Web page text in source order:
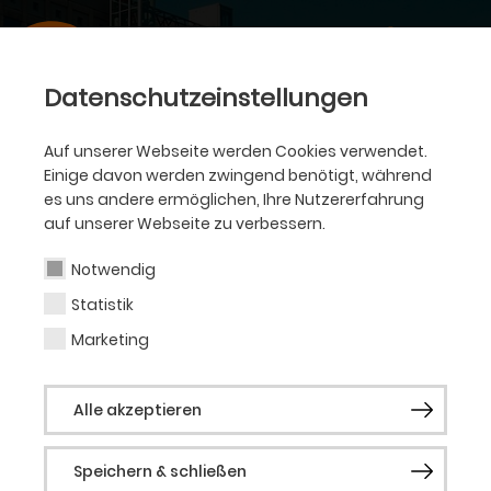
Datenschutzeinstellungen
Auf unserer Webseite werden Cookies verwendet.
Einige davon werden zwingend benötigt, während
es uns andere ermöglichen, Ihre Nutzererfahrung
auf unserer Webseite zu verbessern.
Notwendig
Statistik
Marketing
Alle akzeptieren
Speichern & schließen